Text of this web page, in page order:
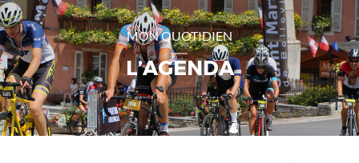
MON QUOTIDIEN
L’AGENDA